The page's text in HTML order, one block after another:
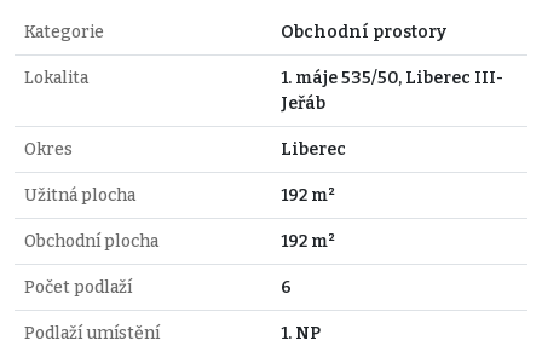
Kategorie Obchodní prostory
Lokalita
1. máje 535/50, Liberec III-
Jeřáb
Okres Liberec
Užitná plocha 192 m²
Obchodní plocha 192 m²
Počet podlaží 6
Podlaží umístění 1. NP